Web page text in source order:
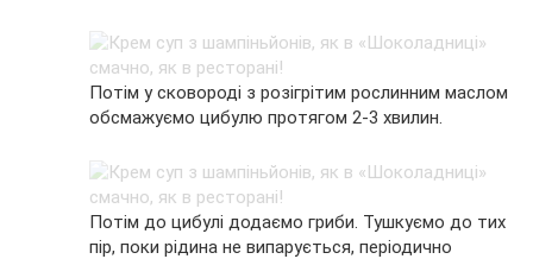
Потім у сковороді з розігрітим рослинним маслом
обсмажуємо цибулю протягом 2-3 хвилин.
Потім до цибулі додаємо гриби. Тушкуємо до тих
пір, поки рідина не випарується, періодично